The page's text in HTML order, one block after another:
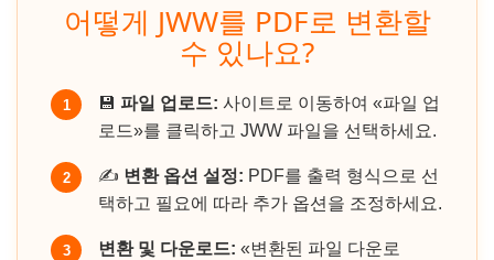
어떻게 JWW를 PDF로 변환할
수 있나요?
1 💾 파일 업로드: 사이트로 이동하여 «파일 업
로드»를 클릭하고 JWW 파일을 선택하세요.
2 ✍️ 변환 옵션 설정: PDF를 출력 형식으로 선
택하고 필요에 따라 추가 옵션을 조정하세요.
3 변환 및 다운로드: «변환된 파일 다운로